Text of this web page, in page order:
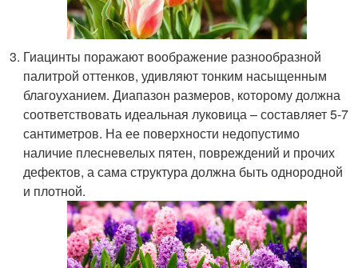
Гиацинты поражают воображение разнообразной
палитрой оттенков, удивляют тонким насыщенным
благоуханием. Диапазон размеров, которому должна
соответствовать идеальная луковица – составляет 5-7
сантиметров. На ее поверхности недопустимо
наличие плесневелых пятен, повреждений и прочих
дефектов, а сама структура должна быть однородной
и плотной.